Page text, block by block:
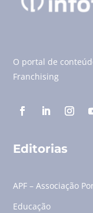
O portal de
Franchising
Editorias
APF – Associação
Educação